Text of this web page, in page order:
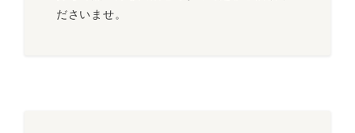
ださいませ。